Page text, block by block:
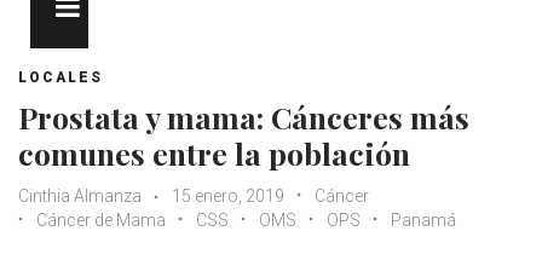
LOCALES
Prostata y mama: Cánceres más
comunes entre la población
Cinthia Almanza 15 enero, 2019
Cáncer
Cáncer de Mama
CSS OMS OPS Panamá